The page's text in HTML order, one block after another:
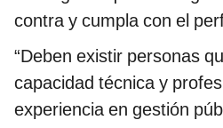
contra y cumpla con el
“Deben existir personas
capacidad técnica y
experiencia en gestión